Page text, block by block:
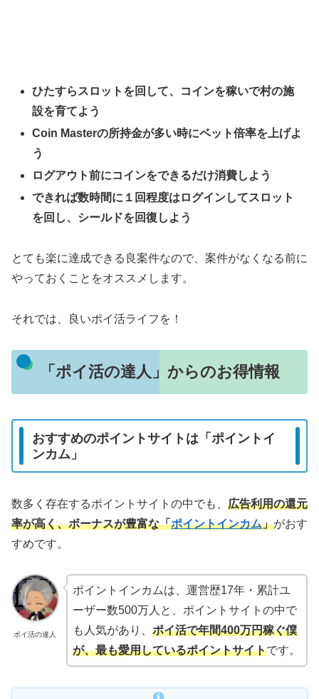
ひたすらスロットを回して、コインを稼いで村の施
設を育てよう
Coin Masterの所持金が多い時にベット倍率を上げよ
う
ログアウト前にコインをできるだけ消費しよう
できれば数時間に１回程度はログインしてスロット
を回し、シールドを回復しよう
とても楽に達成できる良案件なので、案件がなくなる前に
やっておくことをオススメします。
それでは、良いポイ活ライフを！
「ポイ活の達人」からのお得情報
おすすめのポイントサイトは「ポイントイ
ンカム」
数多く存在するポイントサイトの中でも、 広告利用の還元
率が高く、ボーナスが豊富な「ポイントインカム」がおす
すめです。
ポイ活の達人
ポイントインカムは、運営歴17年・累計ユ
ーザー数500万人と、ポイントサイトの中で
も人気があり、 ポイ活で年間400万円稼ぐ僕
が、最も愛用しているポイントサイトです。